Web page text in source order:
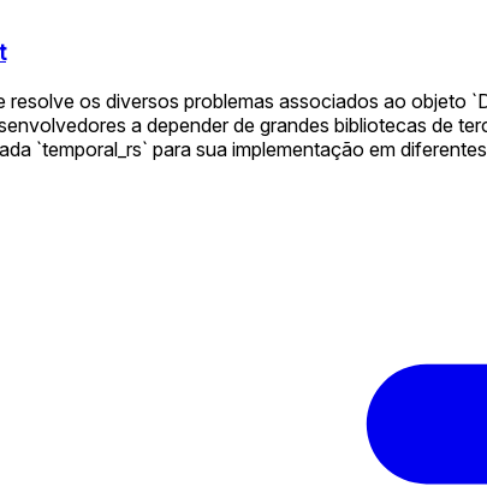
os diversos problemas associados ao objeto
a depender de grandes bibliotecas de
`temporal_rs` para sua implementação em